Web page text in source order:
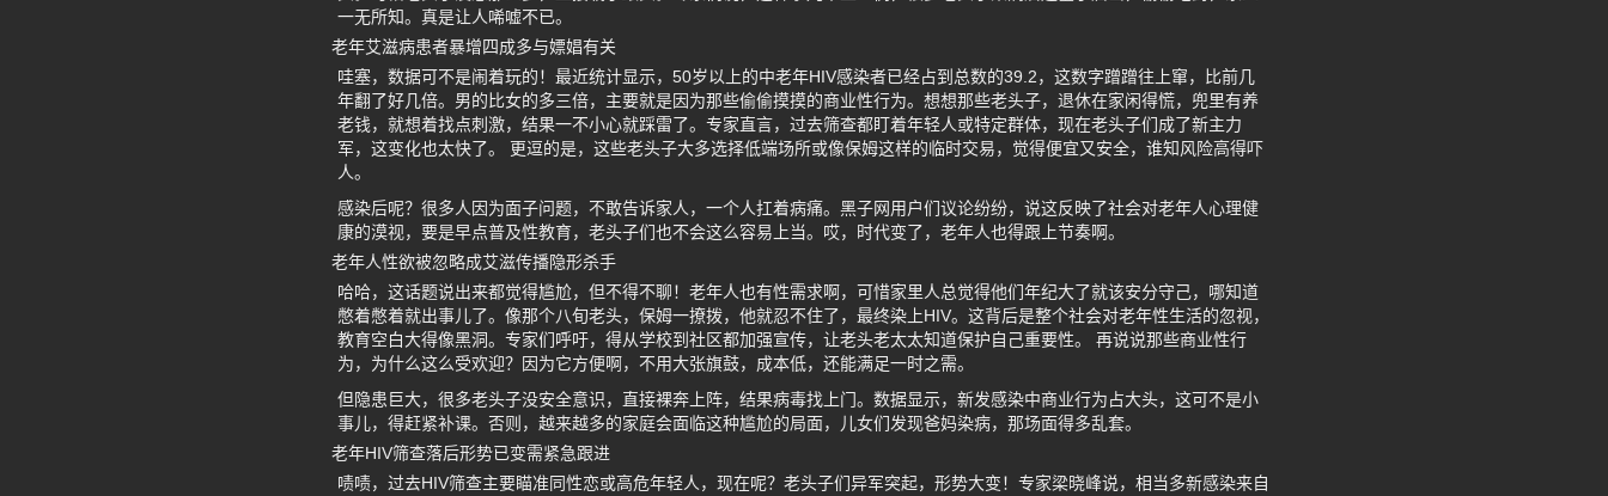
一无所知。真是让人唏嘘不已。
老年艾滋病患者暴增四成多与嫖娼有关
哇塞，数据可不是闹着玩的！最近统计显示，50岁以上的中老年HIV感染者已经占到总数的39.2，这数字蹭蹭往上窜，比前几
年翻了好几倍。男的比女的多三倍，主要就是因为那些偷偷摸摸的商业性行为。想想那些老头子，退休在家闲得慌，兜里有养
老钱，就想着找点刺激，结果一不小心就踩雷了。专家直言，过去筛查都盯着年轻人或特定群体，现在老头子们成了新主力
军，这变化也太快了。 更逗的是，这些老头子大多选择低端场所或像保姆这样的临时交易，觉得便宜又安全，谁知风险高得吓
人。
感染后呢？很多人因为面子问题，不敢告诉家人，一个人扛着病痛。黑子网用户们议论纷纷，说这反映了社会对老年人心理健
康的漠视，要是早点普及性教育，老头子们也不会这么容易上当。哎，时代变了，老年人也得跟上节奏啊。
老年人性欲被忽略成艾滋传播隐形杀手
哈哈，这话题说出来都觉得尴尬，但不得不聊！老年人也有性需求啊，可惜家里人总觉得他们年纪大了就该安分守己，哪知道
憋着憋着就出事儿了。像那个八旬老头，保姆一撩拨，他就忍不住了，最终染上HIV。这背后是整个社会对老年性生活的忽视，
教育空白大得像黑洞。专家们呼吁，得从学校到社区都加强宣传，让老头老太太知道保护自己重要性。 再说说那些商业性行
为，为什么这么受欢迎？因为它方便啊，不用大张旗鼓，成本低，还能满足一时之需。
但隐患巨大，很多老头子没安全意识，直接裸奔上阵，结果病毒找上门。数据显示，新发感染中商业行为占大头，这可不是小
事儿，得赶紧补课。否则，越来越多的家庭会面临这种尴尬的局面，儿女们发现爸妈染病，那场面得多乱套。
老年HIV筛查落后形势已变需紧急跟进
啧啧，过去HIV筛查主要瞄准同性恋或高危年轻人，现在呢？老头子们异军突起，形势大变！专家梁晓峰说，相当多新感染来自